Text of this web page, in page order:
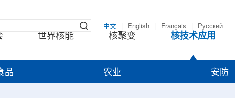
中文 English Français Русский
世界核能 核聚变 核技术应用
品 农业 安防